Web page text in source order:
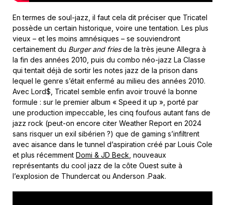
En termes de soul-jazz, il faut cela dit préciser que Tricatel
possède un certain historique, voire une tentation. Les plus
vieux – et les moins amnésiques – se souviendront
certainement du Burger and friesde la très jeune Allegra à
la fin des années 2010, puis du combo néo-jazz La Classe
qui tentait déjà de sortir les notes jazz de la prison dans
lequel le genre s’était enfermé au milieu des années 2010.
Avec Lord$, Tricatel semble enfin avoir trouvé la bonne
formule : sur le premier album « Speed it up », porté par
une production impeccable, les cinq foufous autant fans de
jazz rock (peut-on encore citer Weather Report en 2024
sans risquer un exil sibérien ?) que de gaming s’infiltrent
avec aisance dans le tunnel d’aspiration créé par Louis Cole
et plus récemment Domi & JD Beck, nouveaux
représentants du cool jazz de la côte Ouest suite à
l’explosion de Thundercat ou Anderson .Paak.